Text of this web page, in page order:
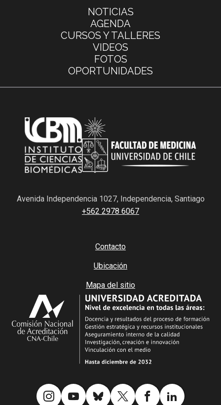
NOTICIAS
AGENDA
CURSOS Y TALLERES
VIDEOS
FOTOS
OPORTUNIDADES
Avenida Independencia 1027, Independencia, Santiago
+562 2978 6067
Contacto
Ubicación
Mapa del sitio